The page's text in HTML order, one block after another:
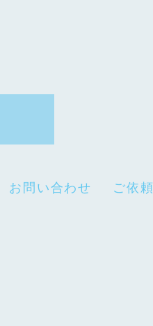
お問い合わせ ご依頼